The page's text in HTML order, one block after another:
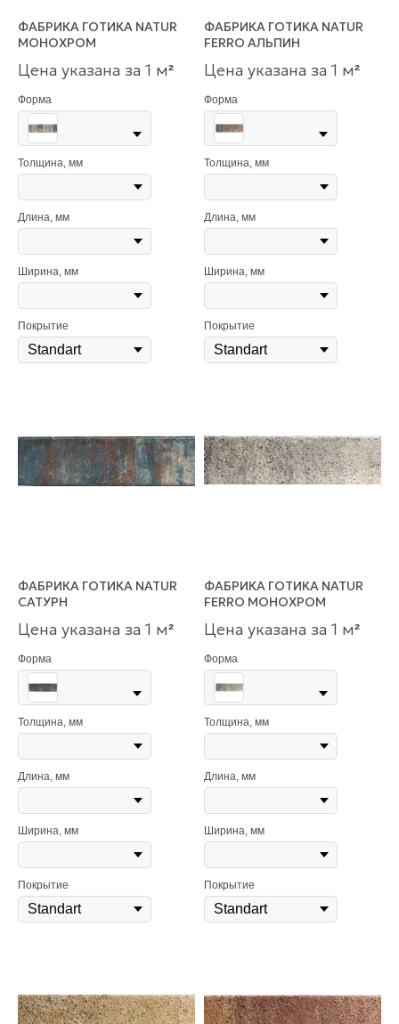
ФАБРИКА ГОТИКА NATUR
МОНОХРОМ
Цена указана за 1 м²
Форма
Толщина, мм
Длина, мм
Ширина, мм
Покрытие
ФАБРИКА ГОТИКА NATUR
FERRO АЛЬПИН
Цена указана за 1 м²
Форма
Толщина, мм
Длина, мм
Ширина, мм
Покрытие
ФАБРИКА ГОТИКА NATUR
САТУРН
Цена указана за 1 м²
Форма
Толщина, мм
Длина, мм
Ширина, мм
Покрытие
ФАБРИКА ГОТИКА NATUR
FERRO МОНОХРОМ
Цена указана за 1 м²
Форма
Толщина, мм
Длина, мм
Ширина, мм
Покрытие